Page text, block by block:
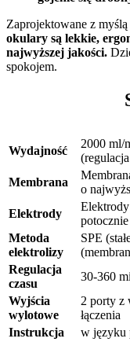
Zaprojektowane z
okulary są lekkie,
najwyższej jakości.
spokojem.
Wydajność
2000 ml/
Membrana
o
Elektrody
potocznie
Metoda
elektrolizy
SPE
Regulacja
czasu
30-360
Wyjścia
wylotowe
2 porty z
łączenia
Instrukcja
w języku